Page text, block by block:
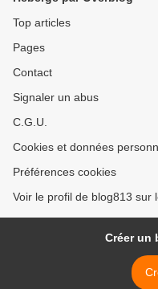
Top articles
Pages
Contact
Signaler un abus
C.G.U.
Cookies et données
Préférences cookies
Voir le profil de blog813 sur
Créer un